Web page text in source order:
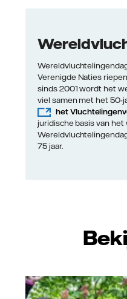
Verenigde Naties
sinds 2001 wordt het
viel samen met het 50-
het
juridische basis van het
75 jaar.
Stichting Opkikker